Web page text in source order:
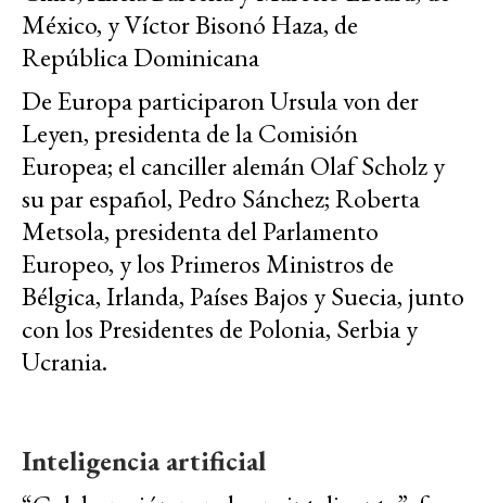
México, y Víctor Bisonó Haza, de
República Dominicana
De Europa participaron Ursula von der
Leyen, presidenta de la Comisión
Europea; el canciller alemán Olaf Scholz y
su par español, Pedro Sánchez; Roberta
Metsola, presidenta del Parlamento
Europeo, y los Primeros Ministros de
Bélgica, Irlanda, Países Bajos y Suecia, junto
con los Presidentes de Polonia, Serbia y
Ucrania.
Inteligencia artificial